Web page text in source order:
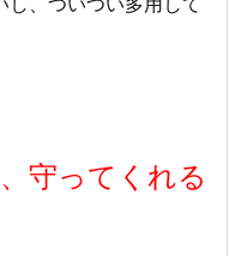
守ってくれる